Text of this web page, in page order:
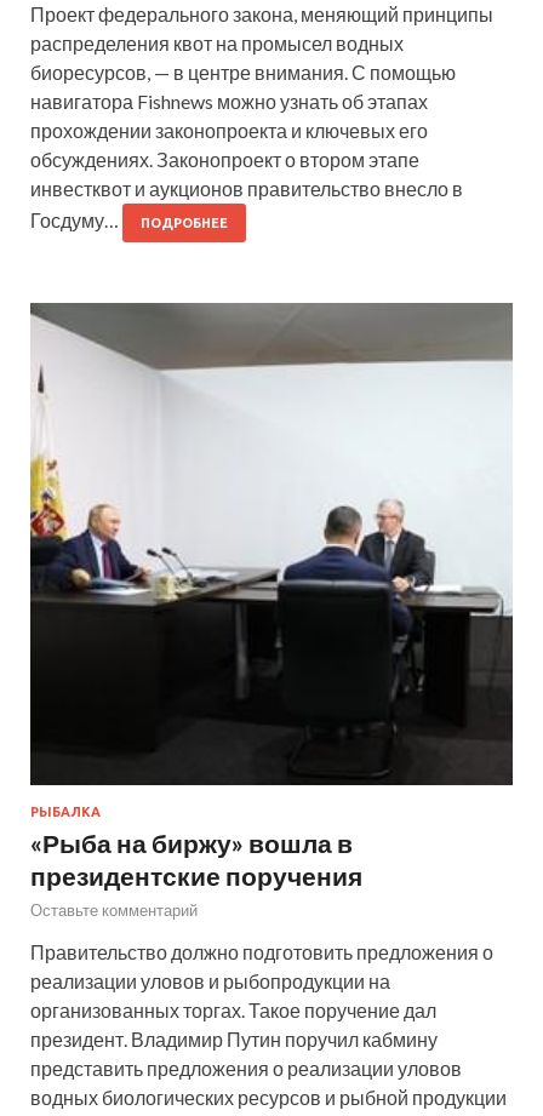
Проект федерального закона, меняющий принципы
распределения квот на промысел водных
биоресурсов, — в центре внимания. С помощью
навигатора Fishnews можно узнать об этапах
прохождении законопроекта и ключевых его
обсуждениях. Законопроект о втором этапе
инвестквот и аукционов правительство внесло в
Госдуму…
ПОДРОБНЕЕ
РЫБАЛКА
«Рыба на биржу» вошла в
президентские поручения
Оставьте комментарий
Правительство должно подготовить предложения о
реализации уловов и рыбопродукции на
организованных торгах. Такое поручение дал
президент. Владимир Путин поручил кабмину
представить предложения о реализации уловов
водных биологических ресурсов и рыбной продукции